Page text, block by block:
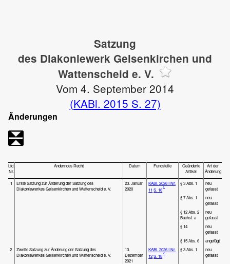
Satzung
des Diakoniewerk Gelsenkirchen und
Wattenscheid e. V.
Vom 4. September 2014
(KABl. 2015 S. 27)
Änderungen
Lfd.
Nr.
Änderndes Recht Datum Fundstelle
Geänderte
Artikel
Art der
Änderung
1
Erste Satzung zur Änderung der Satzung des
Diakoniewerkes Gelsenkirchen und Wattenscheid e. V.
23. Januar
2020
KABl. 2026 I Nr.
11 S. 16
1
§ 3 Abs. 1
neu
gefasst
§ 7 Abs. 1
neu
gefasst
§ 12 Abs. 2
Buchst. a
neu
gefasst
§ 14
neu
gefasst
§ 15 Abs. 6
angefügt
2
Zweite Satzung zur Änderung der Satzung des
Diakoniewerkes Gelsenkirchen und Wattenscheid e. V.
13.
Dezember
2021
KABl. 2026 I Nr.
12S. 18
2
§ 3 Abs. 1
neu
gefasst